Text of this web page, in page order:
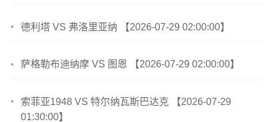
德利塔 VS 弗洛里亚纳 【2026-07-29 02:00:00】
萨格勒布迪纳摩 VS 图恩 【2026-07-29 02:00:00】
索菲亚1948 VS 特尔纳瓦斯巴达克 【2026-07-29
01:30:00】